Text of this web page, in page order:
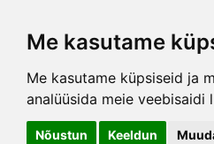
Me kasutame
Me kasutame küpsiseid ja
analüüsida meie
Nõustun Keeldun